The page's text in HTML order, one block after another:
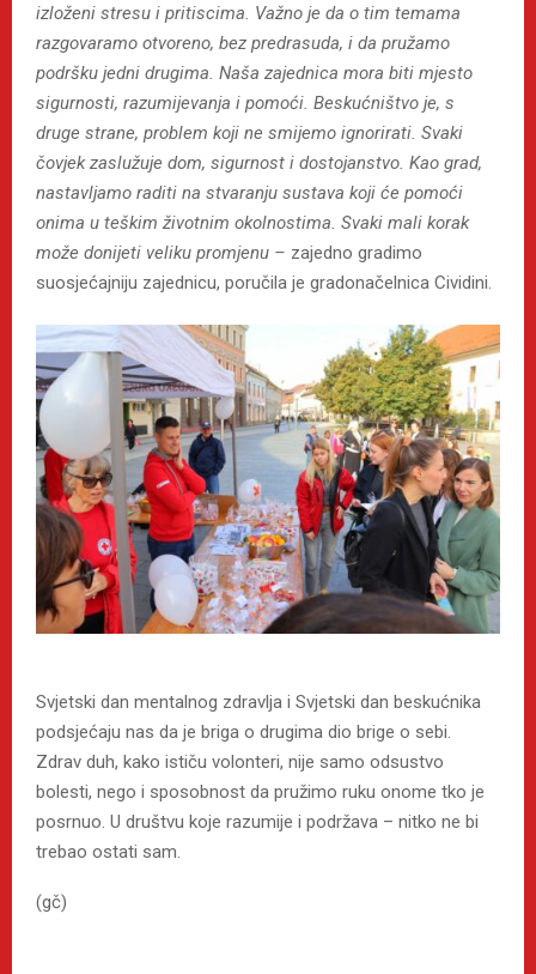
izloženi stresu i pritiscima. Važno je da o tim temama
razgovaramo otvoreno, bez predrasuda, i da pružamo
podršku jedni drugima. Naša zajednica mora biti mjesto
sigurnosti, razumijevanja i pomoći. Beskućništvo je, s
druge strane, problem koji ne smijemo ignorirati. Svaki
čovjek zaslužuje dom, sigurnost i dostojanstvo. Kao grad,
nastavljamo raditi na stvaranju sustava koji će pomoći
onima u teškim životnim okolnostima. Svaki mali korak
može donijeti veliku promjenu – zajedno gradimo
suosjećajniju zajednicu, poručila je gradonačelnica Cividini.
Svjetski dan mentalnog zdravlja i Svjetski dan beskućnika
podsjećaju nas da je briga o drugima dio brige o sebi.
Zdrav duh, kako ističu volonteri, nije samo odsustvo
bolesti, nego i sposobnost da pružimo ruku onome tko je
posrnuo. U društvu koje razumije i podržava – nitko ne bi
trebao ostati sam.
(gč)